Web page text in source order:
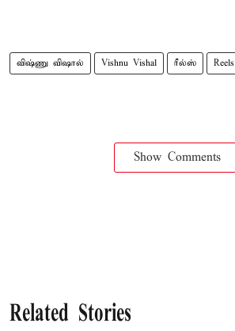
விஷ்ணு விஷால் Vishnu Vishal ரீல்ஸ் Reels
Show Comments
Related Stories